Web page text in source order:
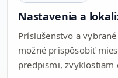
Nastavenia a
Príslušenstvo a
možné prispôsobiť
predpismi,